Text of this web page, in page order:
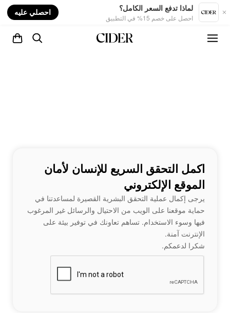
لماذا تدفع السعر الكامل؟
احصل على خصم 15% في التطبيق
احصلي عليه
اكمل التحقق السريع للإنسان لأمان
الموقع الإلكتروني
يرجى إكمال عملية التحقق البشرية القصيرة لمساعدتنا في
حماية موقعنا على الويب من الاحتيال والرسائل غير المرغوب
فيها وسوء الاستخدام. تساهم تعاونك في توفير بيئة على
الإنترنت آمنة.
شكرا لدعمكم.